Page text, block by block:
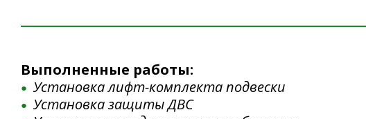
Выполненные работы:
Установка лифт-комплекта подвески
Установка защиты ДВС